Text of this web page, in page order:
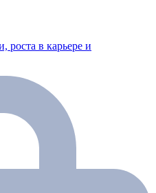
роста в карьере и